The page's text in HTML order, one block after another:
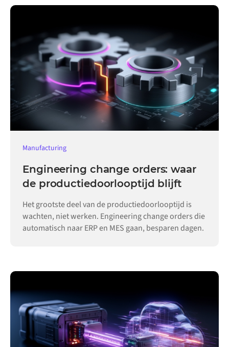
Manufacturing
Engineering change orders: waar
de productiedoorlooptijd blijft
Het grootste deel van de productiedoorlooptijd is
wachten, niet werken. Engineering change orders die
automatisch naar ERP en MES gaan, besparen dagen.